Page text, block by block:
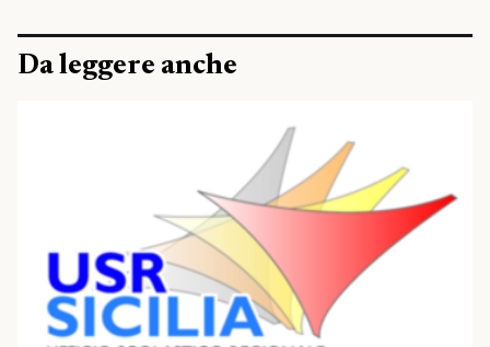
Da leggere anche